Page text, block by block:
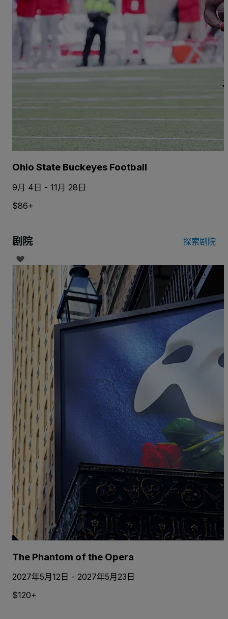
Ohio State Buckeyes Football
9月 4日 - 11月 28日
$86+
剧院 探索剧院
The Phantom of the Opera
2027年5月12日 - 2027年5月23日
$120+